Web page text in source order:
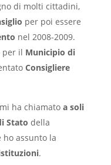
di molti cittadini,
per poi essere
nel 2008-2009.
per il Municipio di
Consigliere
ha chiamato a soli
Stato della
ho assunto la
.